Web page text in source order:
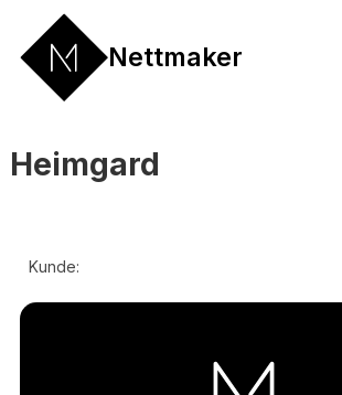
Nettmaker
Heimgard
Kunde: